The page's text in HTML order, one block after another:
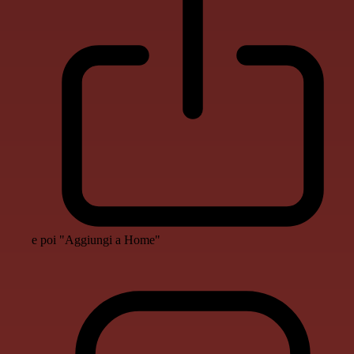
e poi "Aggiungi a Home"